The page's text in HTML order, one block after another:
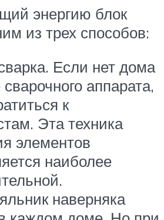
энергию блок
из трех способов:
Если нет дома
аппарата,
к
Эта техника
элементов
наиболее
наверняка